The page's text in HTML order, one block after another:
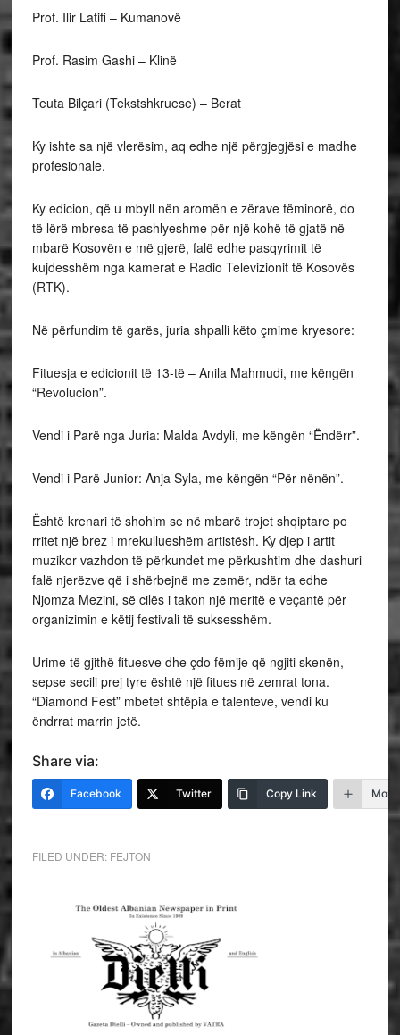
Prof. Ilir Latifi – Kumanovë
Prof. Rasim Gashi – Klinë
Teuta Bilçari (Tekstshkruese) – Berat
Ky ishte sa një vlerësim, aq edhe një përgjegjësi e madhe
profesionale.
Ky edicion, që u mbyll nën aromën e zërave fëminorë, do
të lërë mbresa të pashlyeshme për një kohë të gjatë në
mbarë Kosovën e më gjerë, falë edhe pasqyrimit të
kujdesshëm nga kamerat e Radio Televizionit të Kosovës
(RTK).
Në përfundim të garës, juria shpalli këto çmime kryesore:
Fituesja e edicionit të 13-të – Anila Mahmudi, me këngën
“Revolucion”.
Vendi i Parë nga Juria: Malda Avdyli, me këngën “Ëndërr”.
Vendi i Parë Junior: Anja Syla, me këngën “Për nënën”.
Është krenari të shohim se në mbarë trojet shqiptare po
rritet një brez i mrekullueshëm artistësh. Ky djep i artit
muzikor vazhdon të përkundet me përkushtim dhe dashuri
falë njerëzve që i shërbejnë me zemër, ndër ta edhe
Njomza Mezini, së cilës i takon një meritë e veçantë për
organizimin e këtij festivali të suksesshëm.
Urime të gjithë fituesve dhe çdo fëmije që ngjiti skenën,
sepse secili prej tyre është një fitues në zemrat tona.
“Diamond Fest” mbetet shtëpia e talenteve, vendi ku
ëndrrat marrin jetë.
Share via:
Facebook Twitter Copy Link More
FILED UNDER: FEJTON